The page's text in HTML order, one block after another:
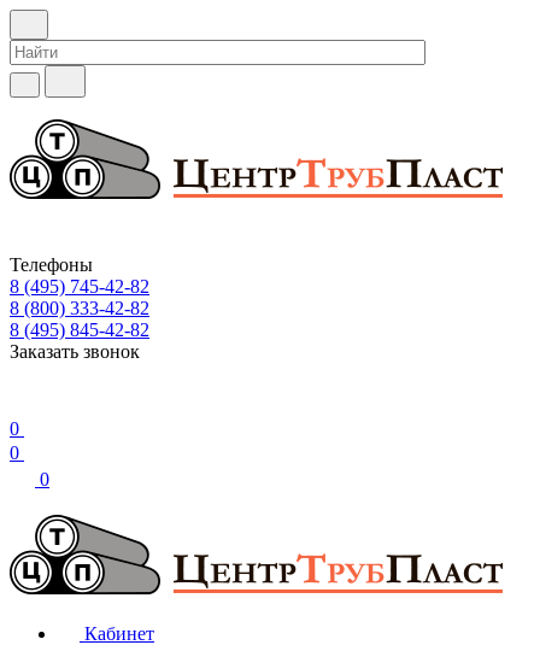
Телефоны
8 (495) 745-42-82
8 (800) 333-42-82
8 (495) 845-42-82
Заказать звонок
0
0
0
Кабинет